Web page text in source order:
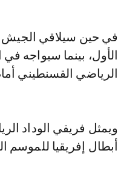
في حين سيلاقي الجيش
الأول، بينما سيواجه في
الرياضي القسنطيني
ويمثل فريقي الوداد
أبطال إفريقيا للموسم